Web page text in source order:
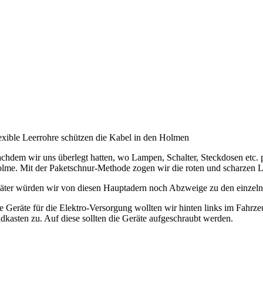
Leerrohre schützen die Kabel in den Holmen
wir uns überlegt hatten, wo Lampen, Schalter, Steckdosen
Mit der Paketschnur-Methode zogen wir die roten und scharzen
würden wir von diesen Hauptadern noch Abzweige zu den
Geräte für die Elektro-Versorgung wollten wir hinten links im
zu. Auf diese sollten die Geräte aufgeschraubt werden.